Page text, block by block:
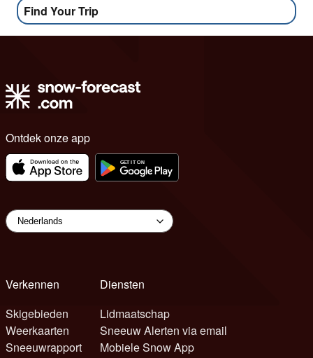
Find Your Trip
Ontdek onze app
Verkennen
Skigebieden
Weerkaarten
Sneeuwrapport
Diensten
Lidmaatschap
Sneeuw Alerten via email
Mobiele Snow App